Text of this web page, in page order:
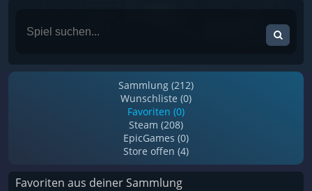
Sammlung (212)
Wunschliste (0)
Favoriten (0)
Steam (208)
EpicGames (0)
Store offen (4)
Favoriten aus deiner Sammlung